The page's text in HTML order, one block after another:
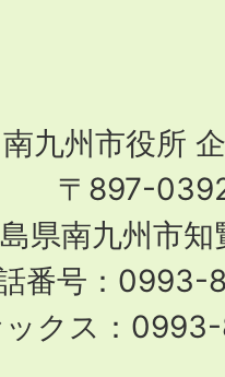
南九州市役所
〒897-
県南九州市
番号：0993-
ックス：